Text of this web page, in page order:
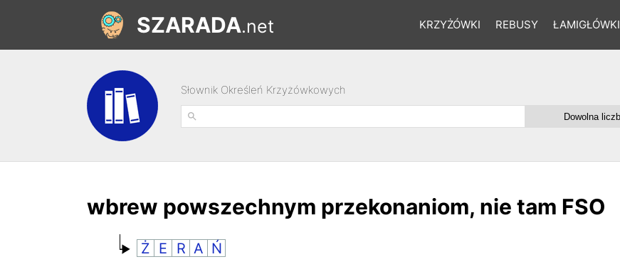
KRZYŻÓWKI REBUSY ŁAMIGŁÓWKI
SZARADA.net
Słownik Określeń Krzyżówkowych
wbrew powszechnym przekonaniom, nie tam FSO
Ż E R A Ń